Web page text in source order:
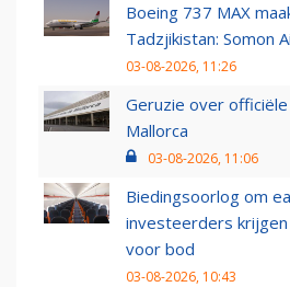
Boeing 737 MAX
Tadzjikistan: Somon
03-08-2026, 11:26
Geruzie over
Mallorca
03-08-2026, 11:06
Biedingsoorlog om
investeerders
voor bod
03-08-2026, 10:43